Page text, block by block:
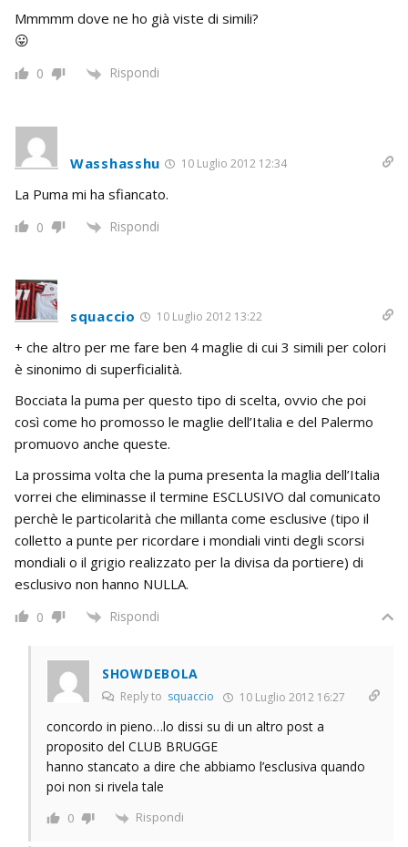
Mmmmm dove ne ho già viste di simili?
😛
0 Rispondi
Wasshasshu 10 Luglio 2012 12:34
La Puma mi ha sfiancato.
0 Rispondi
squaccio 10 Luglio 2012 13:22
+ che altro per me fare ben 4 maglie di cui 3 simili per colori
è sinonimo di superficialità.
Bocciata la puma per questo tipo di scelta, ovvio che poi
così come ho promosso le maglie dell’Italia e del Palermo
promuovo anche queste.
La prossima volta che la puma presenta la maglia dell’Italia
vorrei che eliminasse il termine ESCLUSIVO dal comunicato
perchè le particolarità che millanta come esclusive (tipo il
colletto a punte per ricordare i mondiali vinti degli scorsi
mondiali o il grigio realizzato per la divisa da portiere) di
esclusivo non hanno NULLA.
0 Rispondi
SHOWDEBOLA
Reply to squaccio 10 Luglio 2012 16:27
concordo in pieno…lo dissi su di un altro post a
proposito del CLUB BRUGGE
hanno stancato a dire che abbiamo l’esclusiva quando
poi non si rivela tale
0 Rispondi